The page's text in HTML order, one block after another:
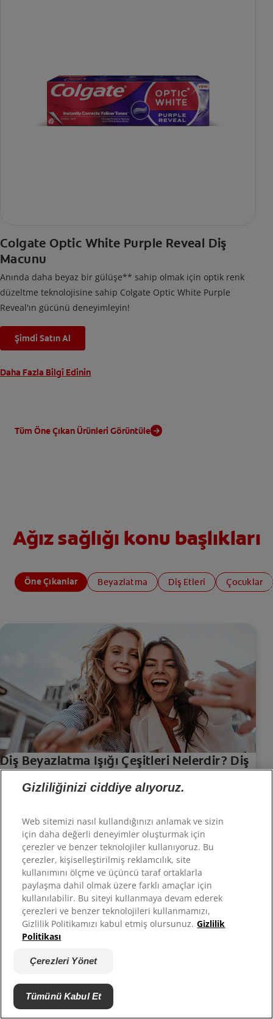
Colgate Optic White Purple Reveal Diş
Macunu
Anında daha beyaz bir gülüşe** sahip olmak için optik renk
düzeltme teknolojisine sahip Colgate Optic White Purple
Reveal'ın gücünü deneyimleyin!
Şimdi Satın Al
Daha Fazla Bilgi Edinin
Tüm Öne Çıkan Ürünleri Görüntüle
Ağız sağlığı konu başlıkları
Öne Çıkanlar Beyazlatma Diş Etleri Çocuklar
Diş Beyazlatma Işığı Çeşitleri Nelerdir? Diş
Looking for a way to brighten your smile with
blue light teeth whitening to decide which is the
best option for you.
En iyi sonuç için, dişlerinizi beyazlatmadan önce
ve aşağıdaki diş beyazlatma hatalarından
Gizliliğinizi ciddiye alıyoruz.
Web sitemizi nasıl kullandığınızı anlamak ve sizin
için daha değerli deneyimler oluşturmak için
çerezler ve benzer teknolojiler kullanıyoruz. Bu
çerezler, kişiselleştirilmiş reklamcılık, site
kullanımını ölçme ve üçüncü taraf ortaklarla
paylaşma dahil olmak üzere farklı amaçlar için
kullanılabilir. Bu siteyi kullanmaya devam ederek
çerezleri ve benzer teknolojileri kullanmamızı,
Gizlilik Politikamızı kabul etmiş olursunuz. Gizlilik
Politikası
Çerezleri Yönet
Tümünü Kabul Et